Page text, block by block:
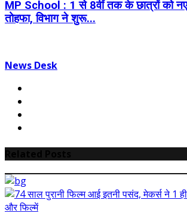
MP School : 1 से 8वीं तक के छात्रों को नए
तोहफा, विभाग ने शुरू...
News Desk